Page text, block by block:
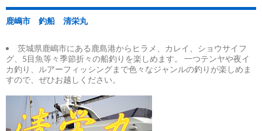
ゲ
シ
ョ
鹿嶋市 釣船 清栄丸
茨城県鹿嶋市にある鹿島港からヒラメ、カレイ、ショウサイフ
グ、5目魚等々季節折々の船釣りを楽しめます。 一つテンヤや夜イ
カ釣り、ルアーフィッシングまで色々なジャンルの釣りが楽しめま
すので、ぜひお越しください。